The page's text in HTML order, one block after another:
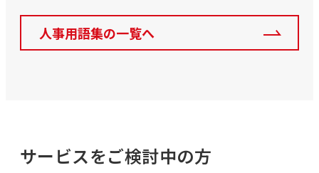
人事用語集の一覧へ
サービスをご検討中の方